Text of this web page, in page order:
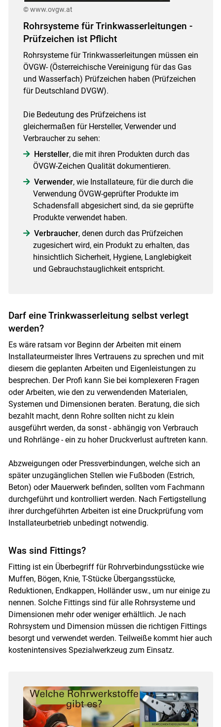
© www.ovgw.at
Rohrsysteme für Trinkwasserleitungen -
Prüfzeichen ist Pflicht
Rohrsysteme für Trinkwasserleitungen müssen ein
ÖVGW- (Österreichische Vereinigung für das Gas
und Wasserfach) Prüfzeichen haben (Prüfzeichen
für Deutschland DVGW).
Die Bedeutung des Prüfzeichens ist
gleichermaßen für Hersteller, Verwender und
Verbraucher zu sehen:
Hersteller, die mit ihren Produkten durch das
ÖVGW-Zeichen Qualität dokumentieren.
Verwender, wie Installateure, für die durch die
Verwendung ÖVGW-geprüfter Produkte im
Schadensfall abgesichert sind, da sie geprüfte
Produkte verwendet haben.
Verbraucher, denen durch das Prüfzeichen
zugesichert wird, ein Produkt zu erhalten, das
hinsichtlich Sicherheit, Hygiene, Langlebigkeit
und Gebrauchstauglichkeit entspricht.
Darf eine Trinkwasserleitung selbst verlegt
werden?
Es wäre ratsam vor Beginn der Arbeiten mit einem
Installateurmeister Ihres Vertrauens zu sprechen und mit
diesem die geplanten Arbeiten und Eigenleistungen zu
besprechen. Der Profi kann Sie bei komplexeren Fragen
oder Arbeiten, wie den zu verwendenden Materialen,
Systemen und Dimensionen beraten. Beratung, die sich
bezahlt macht, denn Rohre sollten nicht zu klein
ausgeführt werden, da sonst - abhängig von Verbrauch
und Rohrlänge - ein zu hoher Druckverlust auftreten kann.
Abzweigungen oder Pressverbindungen, welche sich an
später unzugänglichen Stellen wie Fußboden (Estrich,
Beton) oder Mauerwerk befinden, sollten vom Fachmann
durchgeführt und kontrolliert werden. Nach Fertigstellung
ihrer durchgeführten Arbeiten ist eine Druckprüfung vom
Installateurbetrieb unbedingt notwendig.
Was sind Fittings?
Fitting ist ein Überbegriff für Rohrverbindungsstücke wie
Muffen, Bögen, Knie, T-Stücke Übergangsstücke,
Reduktionen, Endkappen, Holländer usw., um nur einige zu
nennen. Solche Fittings sind für alle Rohrsysteme und
Dimensionen mehr oder weniger erhältlich. Je nach
Rohrsystem und Dimension müssen die richtigen Fittings
besorgt und verwendet werden. Teilweiße kommt hier auch
kostenintensives Spezialwerkzeug zum Einsatz.